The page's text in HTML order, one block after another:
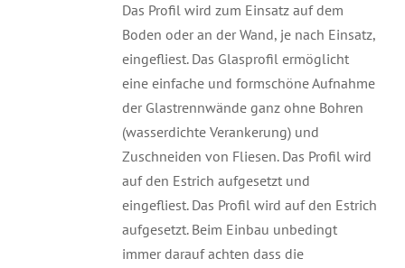
Das Profil wird zum Einsatz auf dem
Boden oder an der Wand, je nach Einsatz,
eingefliest. Das Glasprofil ermöglicht
eine einfache und formschöne Aufnahme
der Glastrennwände ganz ohne Bohren
(wasserdichte Verankerung) und
Zuschneiden von Fliesen. Das Profil wird
auf den Estrich aufgesetzt und
eingefliest. Das Profil wird auf den Estrich
aufgesetzt. Beim Einbau unbedingt
immer darauf achten dass die